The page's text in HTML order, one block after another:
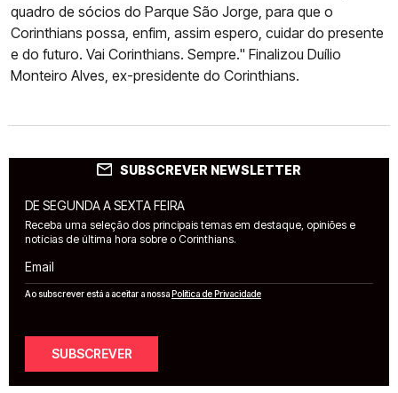
quadro de sócios do Parque São Jorge, para que o
Corinthians possa, enfim, assim espero, cuidar do presente
e do futuro. Vai Corinthians. Sempre." Finalizou Duílio
Monteiro Alves, ex-presidente do Corinthians.
SUBSCREVER NEWSLETTER
DE SEGUNDA A SEXTA FEIRA
Receba uma seleção dos principais temas em destaque, opiniões e
notícias de última hora sobre o Corinthians.
Email
Ao subscrever está a aceitar a nossaPolítica de Privacidade
SUBSCREVER